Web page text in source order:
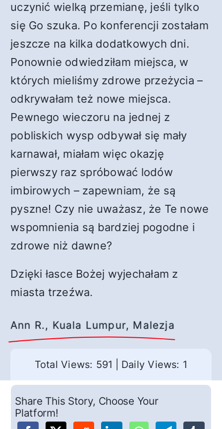
uczynić wielką przemianę, jeśli tylko
się Go szuka. Po konferencji zostałam
jeszcze na kilka dodatkowych dni.
Ponownie odwiedziłam miejsca, w
których mieliśmy zdrowe przeżycia –
odkrywałam też nowe miejsca.
Pewnego wieczoru na jednej z
pobliskich wysp odbywał się mały
karnawał, miałam więc okazję
pierwszy raz spróbować lodów
imbirowych – zapewniam, że są
pyszne! Czy nie uważasz, że Te nowe
wspomnienia są bardziej pogodne i
zdrowe niż dawne?
Dzięki łasce Bożej wyjechałam z
miasta trzeźwa.
Ann R., Kuala Lumpur, Malezja
Total Views: 591 Daily Views: 1
Share This Story, Choose Your
Platform!